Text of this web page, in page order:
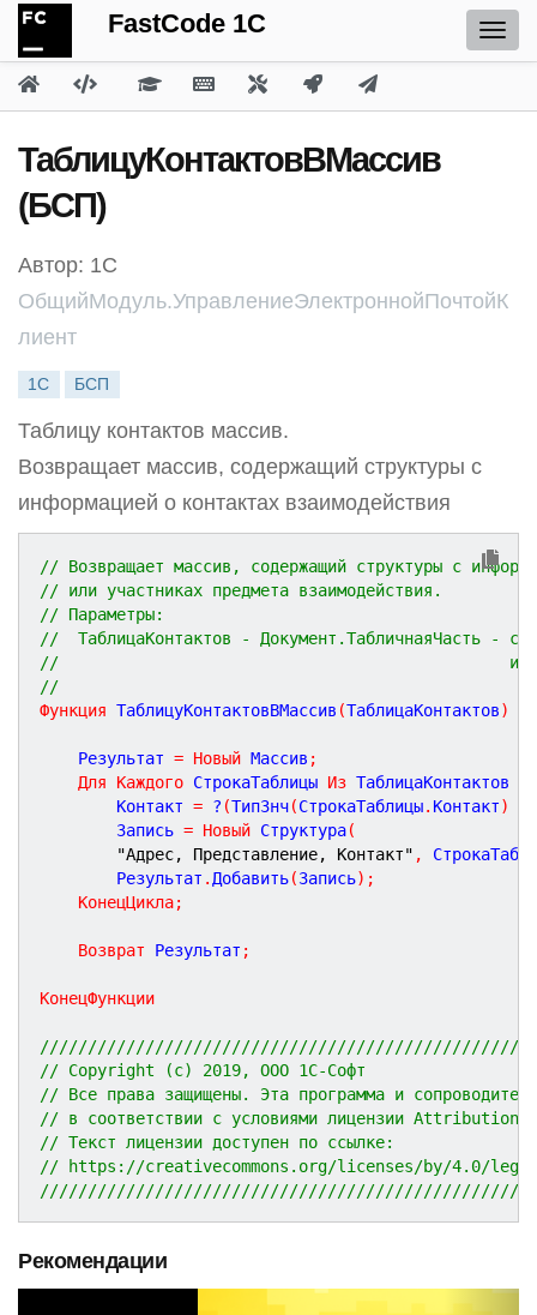
FastCode 1C
ТаблицуКонтактовВМассив
(БСП)
Автор: 1С
ОбщийМодуль.УправлениеЭлектроннойПочтойК
лиент
1С БСП
Таблицу контактов массив.
Возвращает массив, содержащий структуры с
информацией о контактах взаимодействия
// Возвращает массив, содержащий структуры с
// или участниках предмета взаимодействия.
// Параметры:
//  ТаблицаКонтактов - Документ.ТабличнаяЧасть -
//                                               или
//
Функция ТаблицуКонтактовВМассив (ТаблицаКонтактов)
	Результат
= Новый Массив ;
Для
Каждого СтрокаТаблицы Из ТаблицаКонтактов
		Контакт
= ? (ТипЗнч(СтрокаТаблицы. Контакт)
		Запись
= Новый Структура(
"Адрес, Представление, Контакт" ,
		Результат
. Добавить(Запись) ;
КонецЦикла;
Возврат Результат ;
КонецФункции
// Copyright (c) 2019, ООО 1С-Софт
// Все права защищены. Эта программа и
// в соответствии с условиями лицензии
// Текст лицензии доступен по ссылке:
// https://creativecommons.org/licenses/by/4.0/
Рекомендации